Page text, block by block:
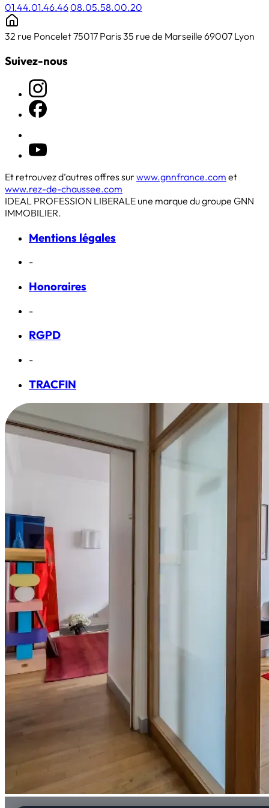
01.44.01.46.4608.05.58.00.20
32 rue Poncelet 75017 Paris 35 rue de Marseille 69007 Lyon
Suivez-nous
Et retrouvez d’autres offres sur www.gnnfrance.com et
www.rez-de-chaussee.com
IDEAL PROFESSION LIBERALE une marque du groupe GNN
IMMOBILIER.
Mentions légales
-
Honoraires
-
RGPD
-
TRACFIN